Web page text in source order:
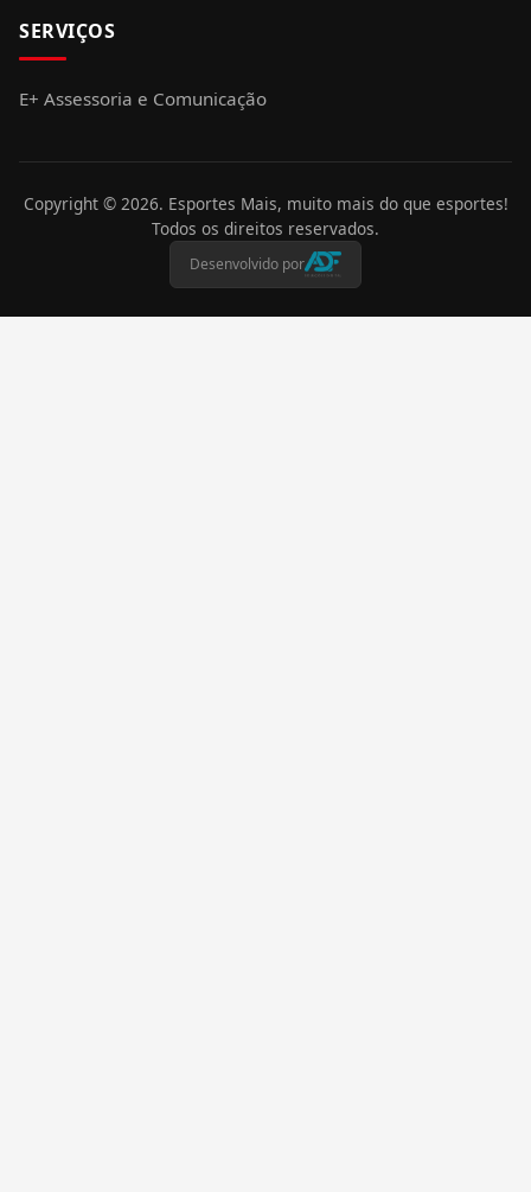
SERVIÇOS
E+ Assessoria e Comunicação
Copyright © 2026. Esportes Mais, muito mais do que esportes!
Todos os direitos reservados.
Desenvolvido por